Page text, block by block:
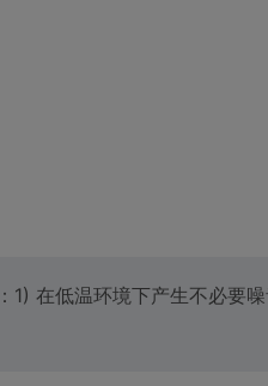
1) 在低温环境下产生不必要